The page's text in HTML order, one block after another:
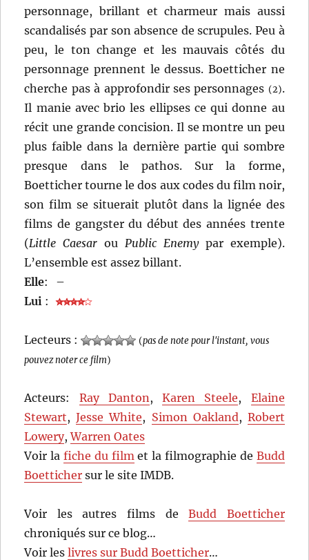
personnage, brillant et charmeur mais aussi
scandalisés par son absence de scrupules. Peu à
peu, le ton change et les mauvais côtés du
personnage prennent le dessus. Boetticher ne
cherche pas à approfondir ses personnages (2).
Il manie avec brio les ellipses ce qui donne au
récit une grande concision. Il se montre un peu
plus faible dans la dernière partie qui sombre
presque dans le pathos. Sur la forme,
Boetticher tourne le dos aux codes du film noir,
son film se situerait plutôt dans la lignée des
films de gangster du début des années trente
(Little Caesar ou Public Enemypar exemple).
L’ensemble est assez billant.
Elle:
–
Lui :
Lecteurs : (pas de note pour l'instant, vous
pouvez noter ce film)
Acteurs: Ray Danton ,Karen Steele, Elaine
Stewart,Jesse White, Simon Oakland, Robert
Lowery,Warren Oates
Voir la fiche du film et la filmographie de Budd
Boetticher sur le site IMDB.
Voir les autres films deBudd Boetticher
chroniqués sur ce blog…
Voir leslivres sur Budd Boetticher…